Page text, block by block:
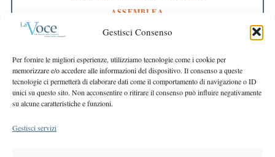
Gestisci Consenso
Per fornire le migliori esperienze, utilizziamo tecnologie come i cookie per
memorizzare e/o accedere alle informazioni del dispositivo. Il consenso a queste
tecnologie ci permetterà di elaborare dati come il comportamento di navigazione o ID
unici su questo sito. Non acconsentire o ritirare il consenso può influire negativamente
su alcune caratteristiche e funzioni.
Gestisci servizi
ASSEMBLEA
Bilancio approvato all’unanimità e 2 milioni
destinati al territorio
Crescere restando riconoscibili
EDITORIALE PRESIDENTE
Costruire futuro insieme